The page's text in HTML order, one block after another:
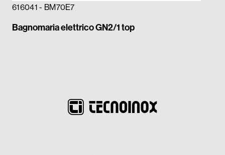
616041 - BM70E7
Bagnomaria elettrico GN2/1 top